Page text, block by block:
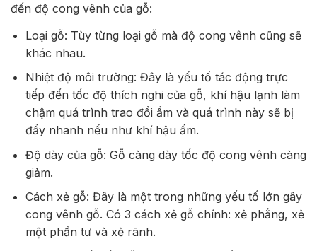
đến độ cong vênh của gỗ:
Loại gỗ: Tùy từng loại gỗ mà độ cong vênh cũng sẽ
khác nhau.
Nhiệt độ môi trường: Đây là yếu tố tác động trực
tiếp đến tốc độ thích nghi của gỗ, khí hậu lạnh làm
chậm quá trình trao đổi ẩm và quá trình này sẽ bị
đẩy nhanh nếu như khí hậu ấm.
Độ dày của gỗ: Gỗ càng dày tốc độ cong vênh càng
giảm.
Cách xẻ gỗ: Đây là một trong những yếu tố lớn gây
cong vênh gỗ. Có 3 cách xẻ gỗ chính: xẻ phẳng, xẻ
một phần tư và xẻ rãnh.